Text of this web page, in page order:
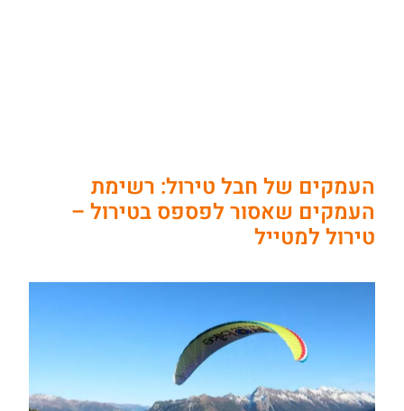
העמקים של חבל טירול: רשימת
העמקים שאסור לפספס בטירול –
טירול למטייל